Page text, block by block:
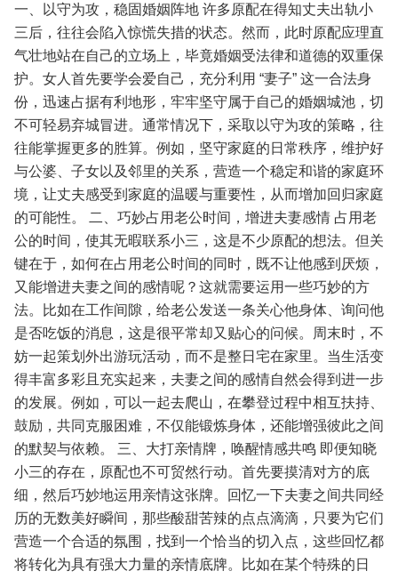
一、以守为攻，稳固婚姻阵地许多原配在得知丈夫出轨小
三后，往往会陷入惊慌失措的状态。然而，此时原配应理直
气壮地站在自己的立场上，毕竟婚姻受法律和道德的双重保
护。女人首先要学会爱自己，充分利用 “妻子” 这一合法身
份，迅速占据有利地形，牢牢坚守属于自己的婚姻城池，切
不可轻易弃城冒进。通常情况下，采取以守为攻的策略，往
往能掌握更多的胜算。例如，坚守家庭的日常秩序，维护好
与公婆、子女以及邻里的关系，营造一个稳定和谐的家庭环
境，让丈夫感受到家庭的温暖与重要性，从而增加回归家庭
的可能性。
二、巧妙占用老公时间，增进夫妻感情占用老
公的时间，使其无暇联系小三，这是不少原配的想法。但关
键在于，如何在占用老公时间的同时，既不让他感到厌烦，
又能增进夫妻之间的感情呢？这就需要运用一些巧妙的方
法。比如在工作间隙，给老公发送一条关心他身体、询问他
是否吃饭的消息，这是很平常却又贴心的问候。周末时，不
妨一起策划外出游玩活动，而不是整日宅在家里。当生活变
得丰富多彩且充实起来，夫妻之间的感情自然会得到进一步
的发展。例如，可以一起去爬山，在攀登过程中相互扶持、
鼓励，共同克服困难，不仅能锻炼身体，还能增强彼此之间
的默契与依赖。
三、大打亲情牌，唤醒情感共鸣 即便知晓
小三的存在，原配也不可贸然行动。首先要摸清对方的底
细，然后巧妙地运用亲情这张牌。回忆一下夫妻之间共同经
历的无数美好瞬间，那些酸甜苦辣的点点滴滴，只要为它们
营造一个合适的氛围，找到一个恰当的切入点，这些回忆都
将转化为具有强大力量的亲情底牌。比如在某个特殊的日